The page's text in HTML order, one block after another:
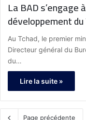
La BAD
développement du
Au Tchad, le premier
Directeur général du
du…
Lire la suite »
Page précédente